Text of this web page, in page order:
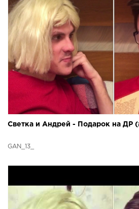
Светка и Андрей - Подарок на ДР
GAN_13_